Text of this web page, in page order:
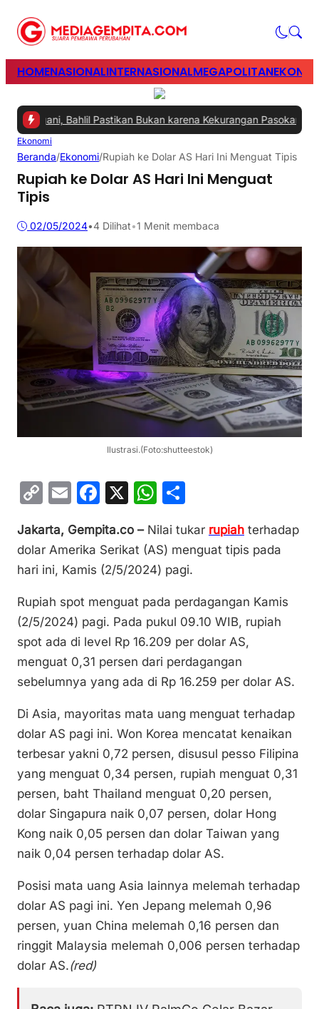
HOMENASIONALINTERNASIONALMEGAPOLITAN
Bahlil Pastikan Bukan karena Kekurangan Pasokan|#2 -
Ekonomi
Beranda/Ekonomi/Rupiah ke Dolar AS Hari Ini Menguat Tipis
Rupiah ke Dolar AS Hari Ini Menguat
Tipis
02/05/2024•4 Dilihat•1 Menit membaca
Ilustrasi.(Foto:shutteestok)
C
p
y
Li
n
k
E
ai
l
F
c
e
b
o
o
k
X
W
at
s
A
p
p
ar
e
Jakarta, Gempita.co –Nilai tukar rupiah terhadap
dolar Amerika Serikat (AS) menguat tipis pada
hari ini, Kamis (2/5/2024) pagi.
Rupiah spot menguat pada perdagangan Kamis
(2/5/2024) pagi. Pada pukul 09.10 WIB, rupiah
spot ada di level Rp 16.209 per dolar AS,
menguat 0,31 persen dari perdagangan
sebelumnya yang ada di Rp 16.259 per dolar AS.
Di Asia, mayoritas mata uang menguat terhadap
dolar AS pagi ini. Won Korea mencatat kenaikan
terbesar yakni 0,72 persen, disusul pesso Filipina
yang menguat 0,34 persen, rupiah menguat 0,31
persen, baht Thailand menguat 0,20 persen,
dolar Singapura naik 0,07 persen, dolar Hong
Kong naik 0,05 persen dan dolar Taiwan yang
naik 0,04 persen terhadap dolar AS.
Posisi mata uang Asia lainnya melemah terhadap
dolar AS pagi ini. Yen Jepang melemah 0,96
persen, yuan China melemah 0,16 persen dan
ringgit Malaysia melemah 0,006 persen terhadap
dolar AS.(red)